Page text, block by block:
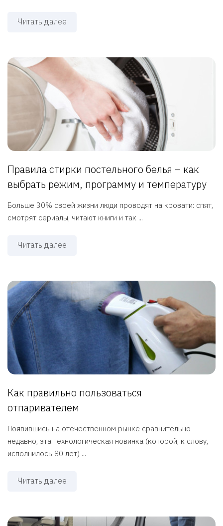
Читать далее
Правила стирки постельного белья – как
выбрать режим, программу и температуру
Больше 30% своей жизни люди проводят на кровати: спят,
смотрят сериалы, читают книги и так ...
Читать далее
Как правильно пользоваться
отпаривателем
Появившись на отечественном рынке сравнительно
недавно, эта технологическая новинка (которой, к слову,
исполнилось 80 лет) ...
Читать далее